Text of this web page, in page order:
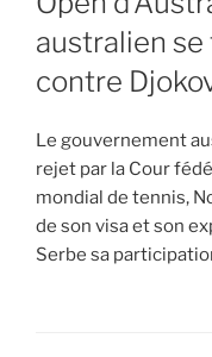
australien
contre
Le gouvernement
rejet par la Cour
mondial de tennis,
de son visa et son
Serbe sa